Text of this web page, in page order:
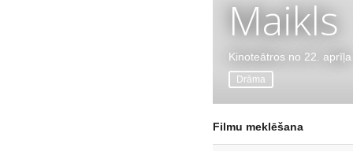
Maikls
Kinoteātros no 22. aprīļa
Drāma
Filmu meklēšana